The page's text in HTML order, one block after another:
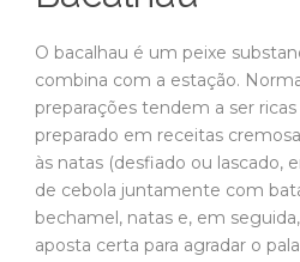
O bacalhau é um peixe
combina com a estação.
preparações tendem a ser
preparado em receitas
às natas (desfiado ou lascado,
de cebola juntamente com
bechamel, natas e, em
aposta certa para agradar o